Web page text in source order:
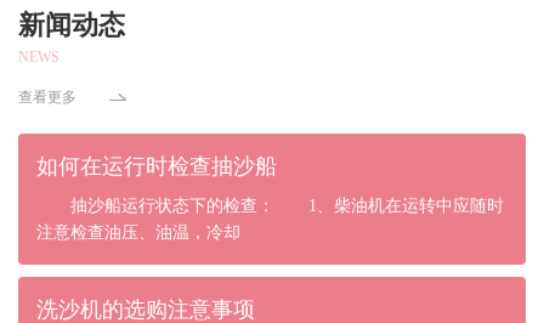
新闻动态
NEWS
查看更多
如何在运行时检查抽沙船
抽沙船运行状态下的检查： 1、柴油机在运转中应随时
注意检查油压、油温，冷却
洗沙机的选购注意事项